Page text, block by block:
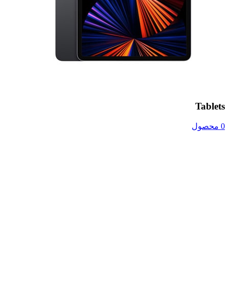
Tablets
0 محصول